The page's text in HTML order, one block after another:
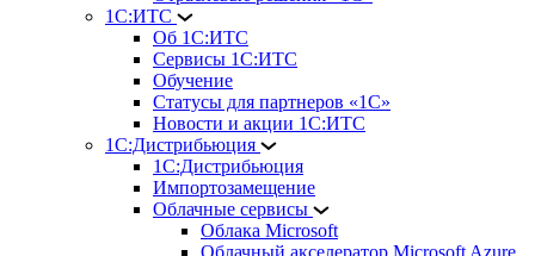
1С:ИТС
Об 1С:ИТС
Сервисы 1С:ИТС
Обучение
Статусы для партнеров «1С»
Новости и акции 1С:ИТС
1С:Дистрибьюция
1С:Дистрибьюция
Импортозамещение
Облачные сервисы
Облака Microsoft
Облачный акселератор Microsoft Azure